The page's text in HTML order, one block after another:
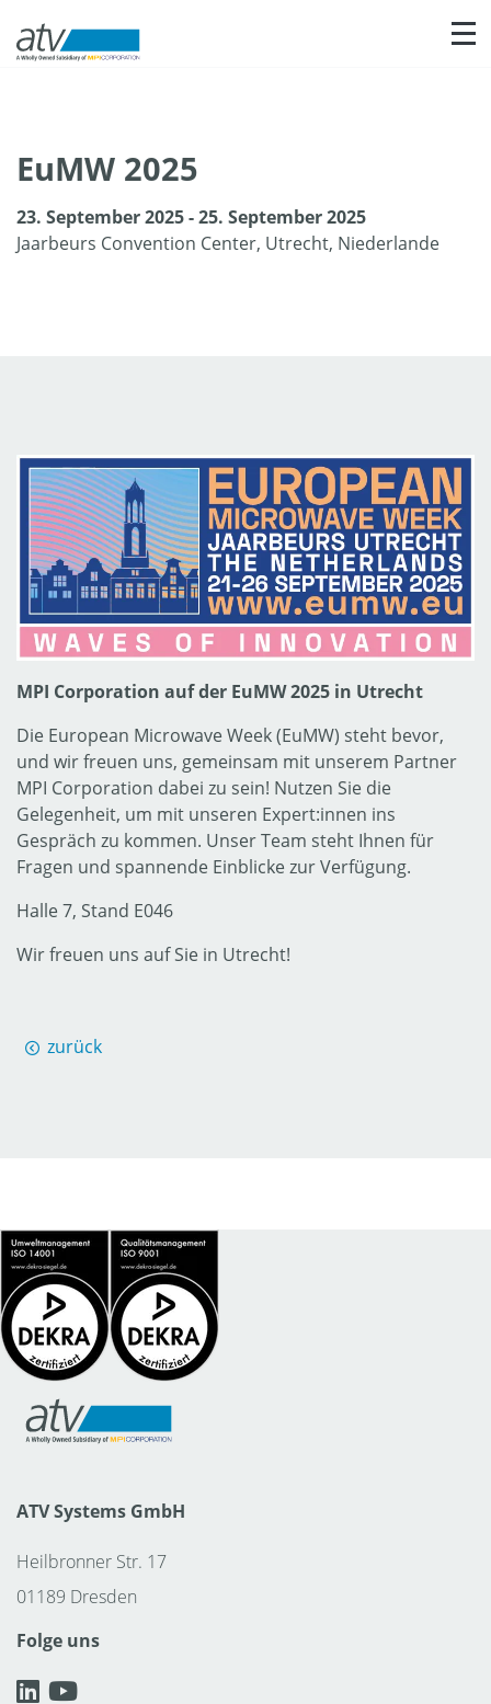
EuMW 2025
23. September 2025 - 25. September 2025
Jaarbeurs Convention Center, Utrecht, Niederlande
MPI Corporation auf der EuMW 2025 in Utrecht
Die European Microwave Week (EuMW) steht bevor,
und wir freuen uns, gemeinsam mit unserem Partner
MPI Corporation dabei zu sein! Nutzen Sie die
Gelegenheit, um mit unseren Expert:innen ins
Gespräch zu kommen. Unser Team steht Ihnen für
Fragen und spannende Einblicke zur Verfügung.
Halle 7, Stand E046
Wir freuen uns auf Sie in Utrecht!
zurück
ATV Systems GmbH
Heilbronner Str. 17
01189 Dresden
Folge uns